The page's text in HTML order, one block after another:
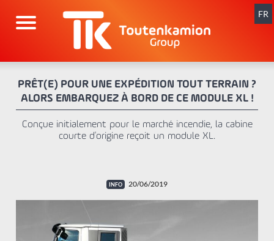
contenu
FR
PRÊT(E) POUR UNE EXPÉDITION TOUT TERRAIN ?
ALORS EMBARQUEZ À BORD DE CE MODULE XL !
Conçue initialement pour le marché incendie, la cabine
courte d'origine reçoit un module XL.
20/06/2019